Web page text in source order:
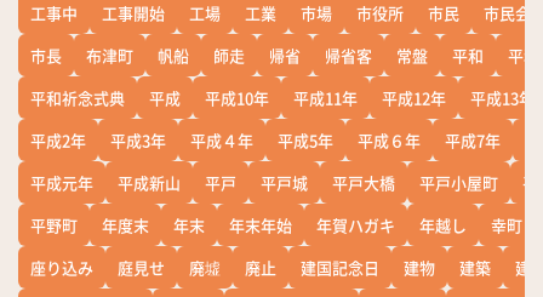
工事中
工事開始 工場 工業 市場 市役所 市民
市民会
市長
布津町 帆船 師走 帰省 帰省客 常盤 平和
平
平和祈念式典
平成 平成10年 平成11年 平成12年
平成13年
平成2年
平成3年 平成４年 平成5年 平成６年 平成7年
平成元年
平成新山 平戸 平戸城 平戸大橋 平戸小屋町
平
平野町
年度末 年末 年末年始 年賀ハガキ 年越し
幸町
座り込み
庭見せ 廃墟 廃止 建国記念日 建物 建築
建